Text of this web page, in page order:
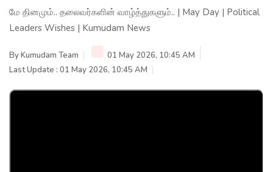
மே தினமும்.. தலைவர்களின் வாழ்த்துகளும்.. | May Day | Political
Leaders Wishes | Kumudam News
ByKumudam Team
01 May 2026, 10:45 AM
Last Update : 01 May 2026, 10:45 AM